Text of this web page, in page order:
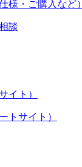
様・ご購入など）
談
イト）
トサイト）